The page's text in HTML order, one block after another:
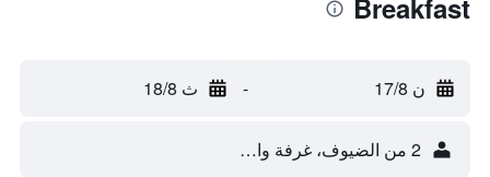
Breakfast
ن 17/8 - ث 18/8
2 من الضيوف، غرفة واحدة